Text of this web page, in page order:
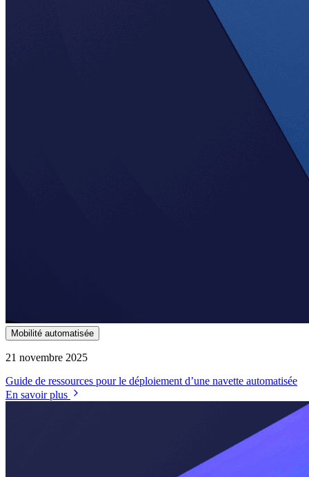
Mobilité automatisée
21 novembre 2025
Guide de ressources pour le déploiement d’une navette automatisée
En savoir plus